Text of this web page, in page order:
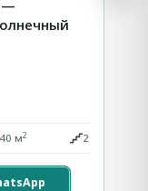
—
м2 2